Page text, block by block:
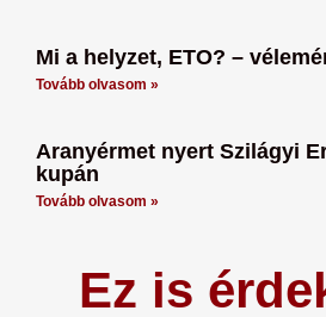
Mi a helyzet, ETO? –
Tovább olvasom »
Aranyérmet nyert Szilágyi
kupán
Tovább olvasom »
Ez is